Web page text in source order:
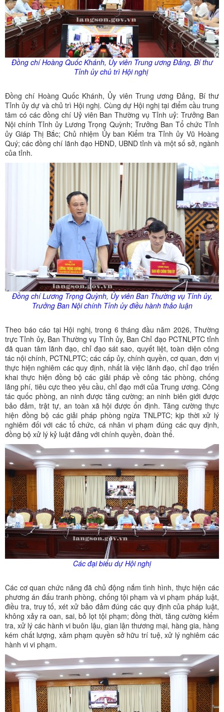
Đồng chí Hoàng Quốc Khánh, Ủyviên Trung ương Đảng, Bí thư
Tỉnh ủychủ trì Hội nghị
Đồng chí Hoàng Quốc Khánh, Ủy viên Trung ương Đảng, Bí thư
Tỉnh ủy dự và chủ trì Hội nghị. Cùng dự Hội nghị tại điểm cầu trung
tâm có các đồng chí Uỷ viên Ban Thường vụ Tỉnh uỷ: Trưởng Ban
Nội chính Tỉnh ủy Lương Trọng Quỳnh; Trưởng Ban Tổ chức Tỉnh
ủy Giáp Thị Bắc; Chủ nhiệm Ủy ban Kiểm tra Tỉnh ủy Vũ Hoàng
Quý; các đồng chí lãnh đạo HĐND, UBND tỉnh và một số sở, ngành
của tỉnh.
Đồng chí Lương Trọng Quỳnh, Ủyviên Ban Thường vụ Tỉnh ủy,
Trưởng Ban Nội chính Tỉnh ủyđiều hành thảo luận
Theo báo cáo tại Hội nghị, trong 6 tháng đầu năm 2026, Thường
trực Tỉnh ủy, Ban Thường vụ Tỉnh ủy, Ban Chỉ đạo PCTNLPTC tỉnh
đã quan tâm lãnh đạo, chỉ đạo sát sao, quyết liệt, toàn diện công
tác nội chính, PCTNLPTC; các cấp ủy, chính quyền, cơ quan, đơn vị
thực hiện nghiêm các quy định, nhất là việc lãnh đạo, chỉ đạo triển
khai thực hiện đồng bộ các giải pháp về công tác phòng, chống
lãng phí, tiêu cực theo yêu cầu, chỉ đạo mới của Trung ương. Công
tác quốc phòng, an ninh được tăng cường; an ninh biên giới được
bảo đảm, trật tự, an toàn xã hội được ổn định. Tăng cường thực
hiện đồng bộ các giải pháp phòng ngừa TNLPTC; kịp thời xử lý
nghiêm đối với các tổ chức, cá nhân vi phạm đúng các quy định,
đồng bộ xử lý kỷ luật đảng với chính quyền, đoàn thể.
Các đại biểu dự Hội nghị
Các cơ quan chức năng đã chủ động nắm tình hình, thực hiện các
phương án đấu tranh phòng, chống tội phạm và vi phạm pháp luật,
điều tra, truy tố, xét xử bảo đảm đúng các quy định của pháp luật,
không xảy ra oan, sai, bỏ lọt tội phạm; đồng thời, tăng cường kiểm
tra, xử lý các hành vi buôn lậu, gian lận thương mại, hàng gia, hàng
kém chất lượng, xâm phạm quyền sở hữu trí tuệ, xử lý nghiêm các
hành vi vi phạm.